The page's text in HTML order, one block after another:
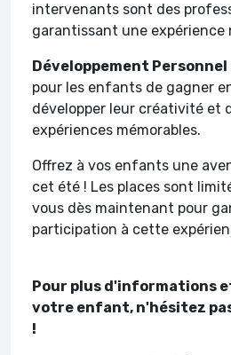
intervenants sont des
garantissant une expérience
Développement Personnel
pour les enfants de gagner
développer leur créativité et
expériences mémorables.
Offrez à vos enfants une
cet été ! Les places sont
vous dès maintenant pour
participation à cette
Pour plus d'informations
votre enfant, n'hésitez
!